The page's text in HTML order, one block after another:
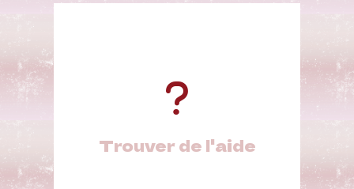
Trouver de l'aide